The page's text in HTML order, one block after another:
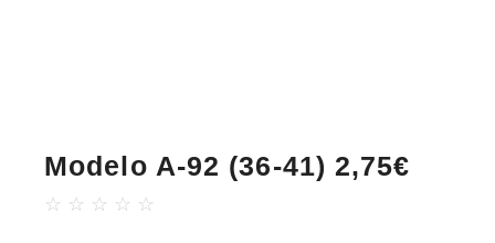
Modelo A-92 (36-41) 2,75€
☆ ☆ ☆ ☆ ☆